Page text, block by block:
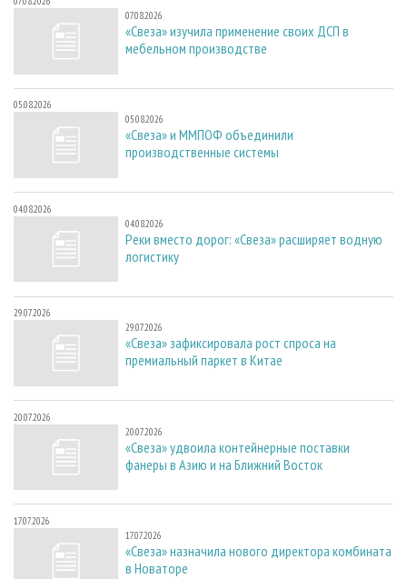
07.08.2026
«Свеза» изучила применение своих ДСП в
мебельном производстве
05.08.2026
05.08.2026
«Свеза» и ММПОФ объединили
производственные системы
04.08.2026
04.08.2026
Реки вместо дорог: «Свеза» расширяет водную
логистику
29.07.2026
29.07.2026
«Свеза» зафиксировала рост спроса на
премиальный паркет в Китае
20.07.2026
20.07.2026
«Свеза» удвоила контейнерные поставки
фанеры в Азию и на Ближний Восток
17.07.2026
17.07.2026
«Свеза» назначила нового директора комбината
в Новаторе